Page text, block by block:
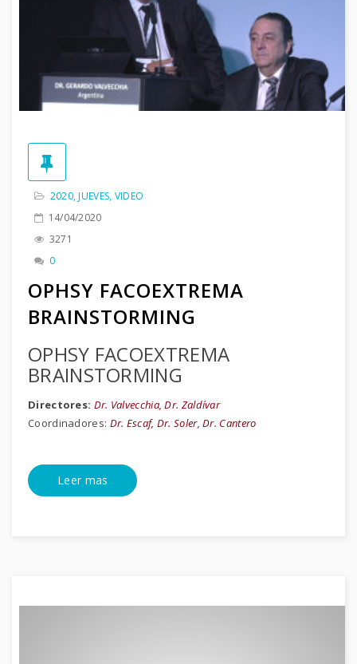
2020,JUEVES, VIDEO
14/04/2020
3271
0
OPHSY FACOEXTREMA
BRAINSTORMING
OPHSY FACOEXTREMA
BRAINSTORMING
Directores: Dr. Valvecchia, Dr. Zaldívar
Coordinadores: Dr. Escaf, Dr. Soler, Dr. Cantero
Leer mas